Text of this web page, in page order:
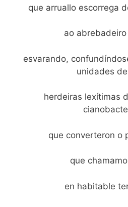
que arruallo escorrega
ao
esvarando,
unidades
herdeiras lexítimas
que converteron o
que
en habitable